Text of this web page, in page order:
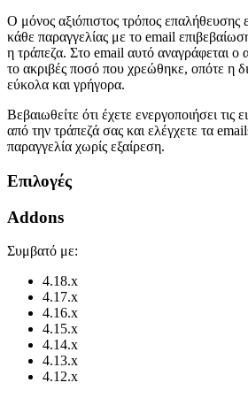
Ο μόνος αξιόπιστος τρόπος επαλήθευσης
κάθε παραγγελίας με το email
η τράπεζα. Στο email αυτό αναγράφεται ο
το ακριβές ποσό που χρεώθηκε, οπότε η
εύκολα και γρήγορα.
Βεβαιωθείτε ότι έχετε ενεργοποιήσει τις
από την τράπεζά σας και ελέγχετε τα
παραγγελία χωρίς εξαίρεση.
Επιλογές
Addons
Συμβατό με:
4.18.x
4.17.x
4.16.x
4.15.x
4.14.x
4.13.x
4.12.x